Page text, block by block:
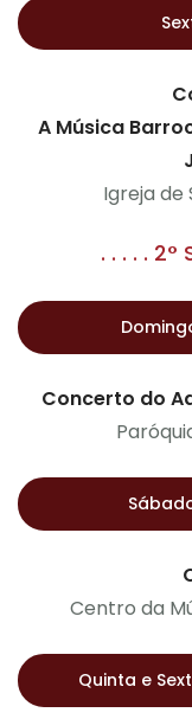
A Música
Igreja de
. . . . . 2°
Concerto do
Centro da
Quinta e